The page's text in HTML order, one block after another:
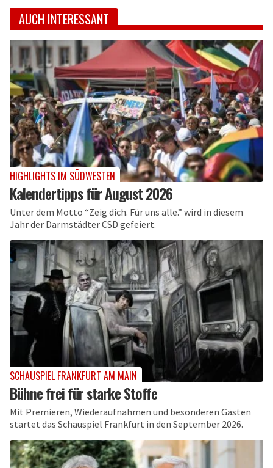
AUCH INTERESSANT
HIGHLIGHTS IM SÜDWESTEN
Kalendertipps für August 2026
Unter dem Motto “Zeig dich. Für uns alle.” wird in diesem
Jahr der Darmstädter CSD gefeiert.
SCHAUSPIEL FRANKFURT AM MAIN
Bühne frei für starke Stoffe
Mit Premieren, Wiederaufnahmen und besonderen Gästen
startet das Schauspiel Frankfurt in den September 2026.